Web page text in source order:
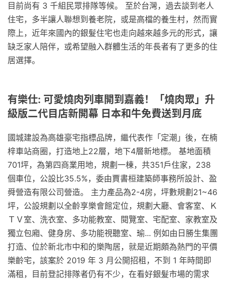
目前尚有 3 千組民眾排隊等候。 至於台灣，過去談到老人
住宅，多半讓人聯想到養老院，或是高檔的養生村，然而實
際上，近年來國內的銀髮住宅也走向越來越多元的形式，讓
缺乏家人陪伴，或希望融入群體生活的年長者有了更多的住
居選擇。
有樂仕: 可愛燒肉列車開到嘉義！「燒肉眾」升
級版二代目店新開幕 日本和牛免費送到月底
國城建設為高雄豪宅指標品牌，繼代表作「定潮」後，在楠
梓車站商圈，打造地上22層，地下4層新地標。 基地面積
701坪，為第四商業用地，規劃一棟，共351戶住家，238
個車位，公設比35.5%，委由賈書桓建築師事務所設計、盈
舜營造有限公司營造。 主力產品為2-4房，坪數規劃21~46
坪，公設規劃以全齡享樂會館定位，規劃大廳、會客室、Ｋ
ＴＶ室、洗衣室、多功能教室、閱覽室、宅配室、家教室及
獨立包廂、健身房、多功能視聽室、瑜... 例如由日勝生集團
打造、位於新北市中和的樂陶居，就是近期頗為熱門的平價
樂齡宅，該案於 2019 年 3 月公開招租，不到 1 年時間即
滿租，目前登記排隊者仍有不少，在看好銀髮市場的需求